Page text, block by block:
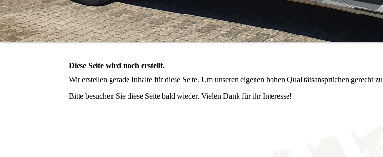
Diese Seite wird noch erstellt.
Wir erstellen gerade Inhalte für diese Seite. Um unseren eigenen hohen Qualitätsansprüchen gerecht
Bitte besuchen Sie diese Seite bald wieder. Vielen Dank für ihr Interesse!